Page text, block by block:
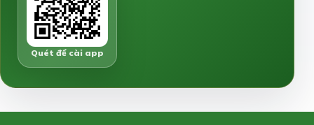
Quét để cài app